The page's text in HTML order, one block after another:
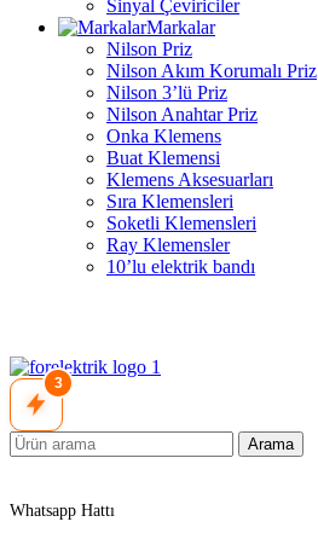
Sinyal Çeviriciler
Markalar
Nilson Priz
Nilson Akım Korumalı Priz
Nilson 3’lü Priz
Nilson Anahtar Priz
Onka Klemens
Buat Klemensi
Klemens Aksesuarları
Sıra Klemensleri
Soketli Klemensleri
Ray Klemensler
10’lu elektrik bandı
3
Arama
Whatsapp Hattı